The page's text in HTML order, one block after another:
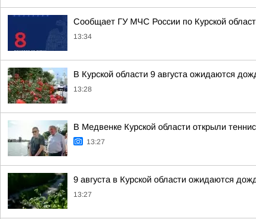
Сообщает ГУ МЧС России по Курской
13:34
В Курской области 9 августа ожидаются
13:28
В Медвенке Курской области открыли
13:27
9 августа в Курской области ожидаются
13:27